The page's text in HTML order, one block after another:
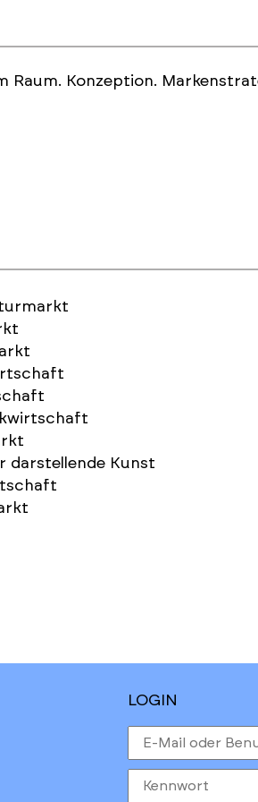
Raum. Konzeption.
darstellende Kunst
LOGIN